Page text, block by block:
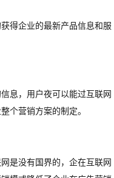
得企业的最新产品信息和服
息，用户夜可以能过互联网
个营销方案的制定。
是没有国界的，企在互联网